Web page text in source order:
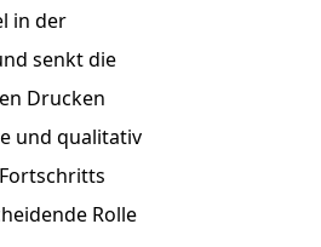
in der
senkt die
Drucken
und qualitativ
Rolle